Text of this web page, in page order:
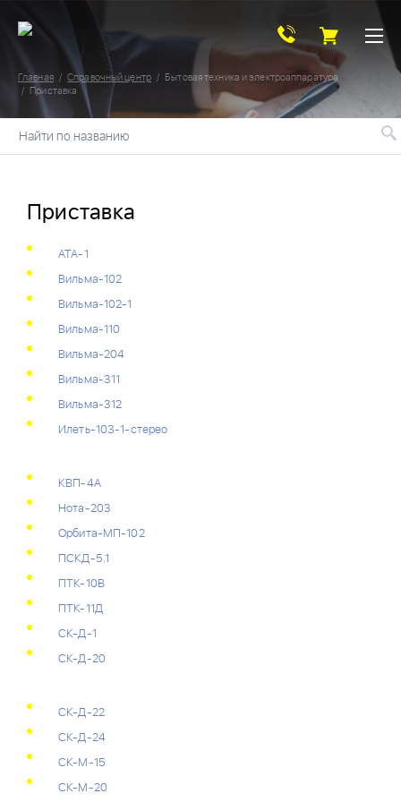
Главная Справочный центр
Бытовая техника и электроаппаратура
Приставка
Найти по названию
Приставка
АТА-1
Вильма-102
Вильма-102-1
Вильма-110
Вильма-204
Вильма-311
Вильма-312
Илеть-103-1-стерео
КВП-4А
Нота-203
Орбита-МП-102
ПСКД-5.1
ПТК-10В
ПТК-11Д
СК-Д-1
СК-Д-20
СК-Д-22
СК-Д-24
СК-М-15
СК-М-20